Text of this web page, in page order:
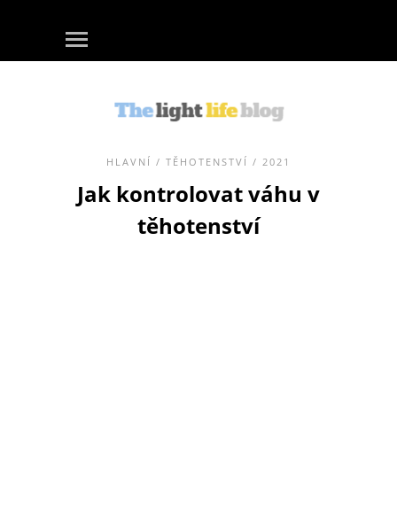
HLAVNÍ / TĚHOTENSTVÍ / 2021
Jak kontrolovat váhu v
těhotenství